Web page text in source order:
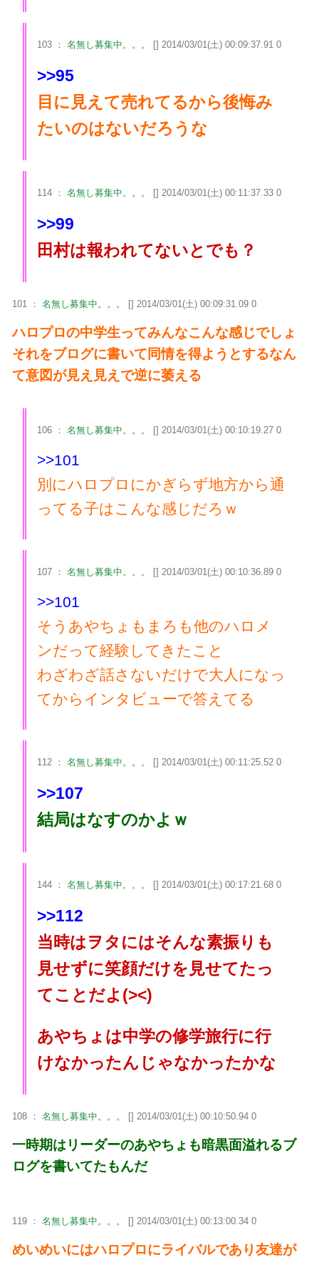
103 ： 名無し募集中。。。 [] 2014/03/01(土) 00:09:37.91 0
>>95
目に見えて売れてるから後悔み
たいのはないだろうな
114 ： 名無し募集中。。。 [] 2014/03/01(土) 00:11:37.33 0
>>99
田村は報われてないとでも？
101 ： 名無し募集中。。。 [] 2014/03/01(土) 00:09:31.09 0
ハロプロの中学生ってみんなこんな感じでしょ
それをブログに書いて同情を得ようとするなん
て意図が見え見えで逆に萎える
106 ： 名無し募集中。。。 [] 2014/03/01(土) 00:10:19.27 0
>>101
別にハロプロにかぎらず地方から通
ってる子はこんな感じだろｗ
107 ： 名無し募集中。。。 [] 2014/03/01(土) 00:10:36.89 0
>>101
そうあやちょもまろも他のハロメ
ンだって経験してきたこと
わざわざ話さないだけで大人になっ
てからインタビューで答えてる
112 ： 名無し募集中。。。 [] 2014/03/01(土) 00:11:25.52 0
>>107
結局はなすのかよｗ
144 ： 名無し募集中。。。 [] 2014/03/01(土) 00:17:21.68 0
>>112
当時はヲタにはそんな素振りも
見せずに笑顔だけを見せてたっ
てことだよ(><)
あやちょは中学の修学旅行に行
けなかったんじゃなかったかな
108 ： 名無し募集中。。。 [] 2014/03/01(土) 00:10:50.94 0
一時期はリーダーのあやちょも暗黒面溢れるブ
ログを書いてたもんだ
119 ： 名無し募集中。。。 [] 2014/03/01(土) 00:13:00.34 0
めいめいにはハロプロにライバルであり友達が